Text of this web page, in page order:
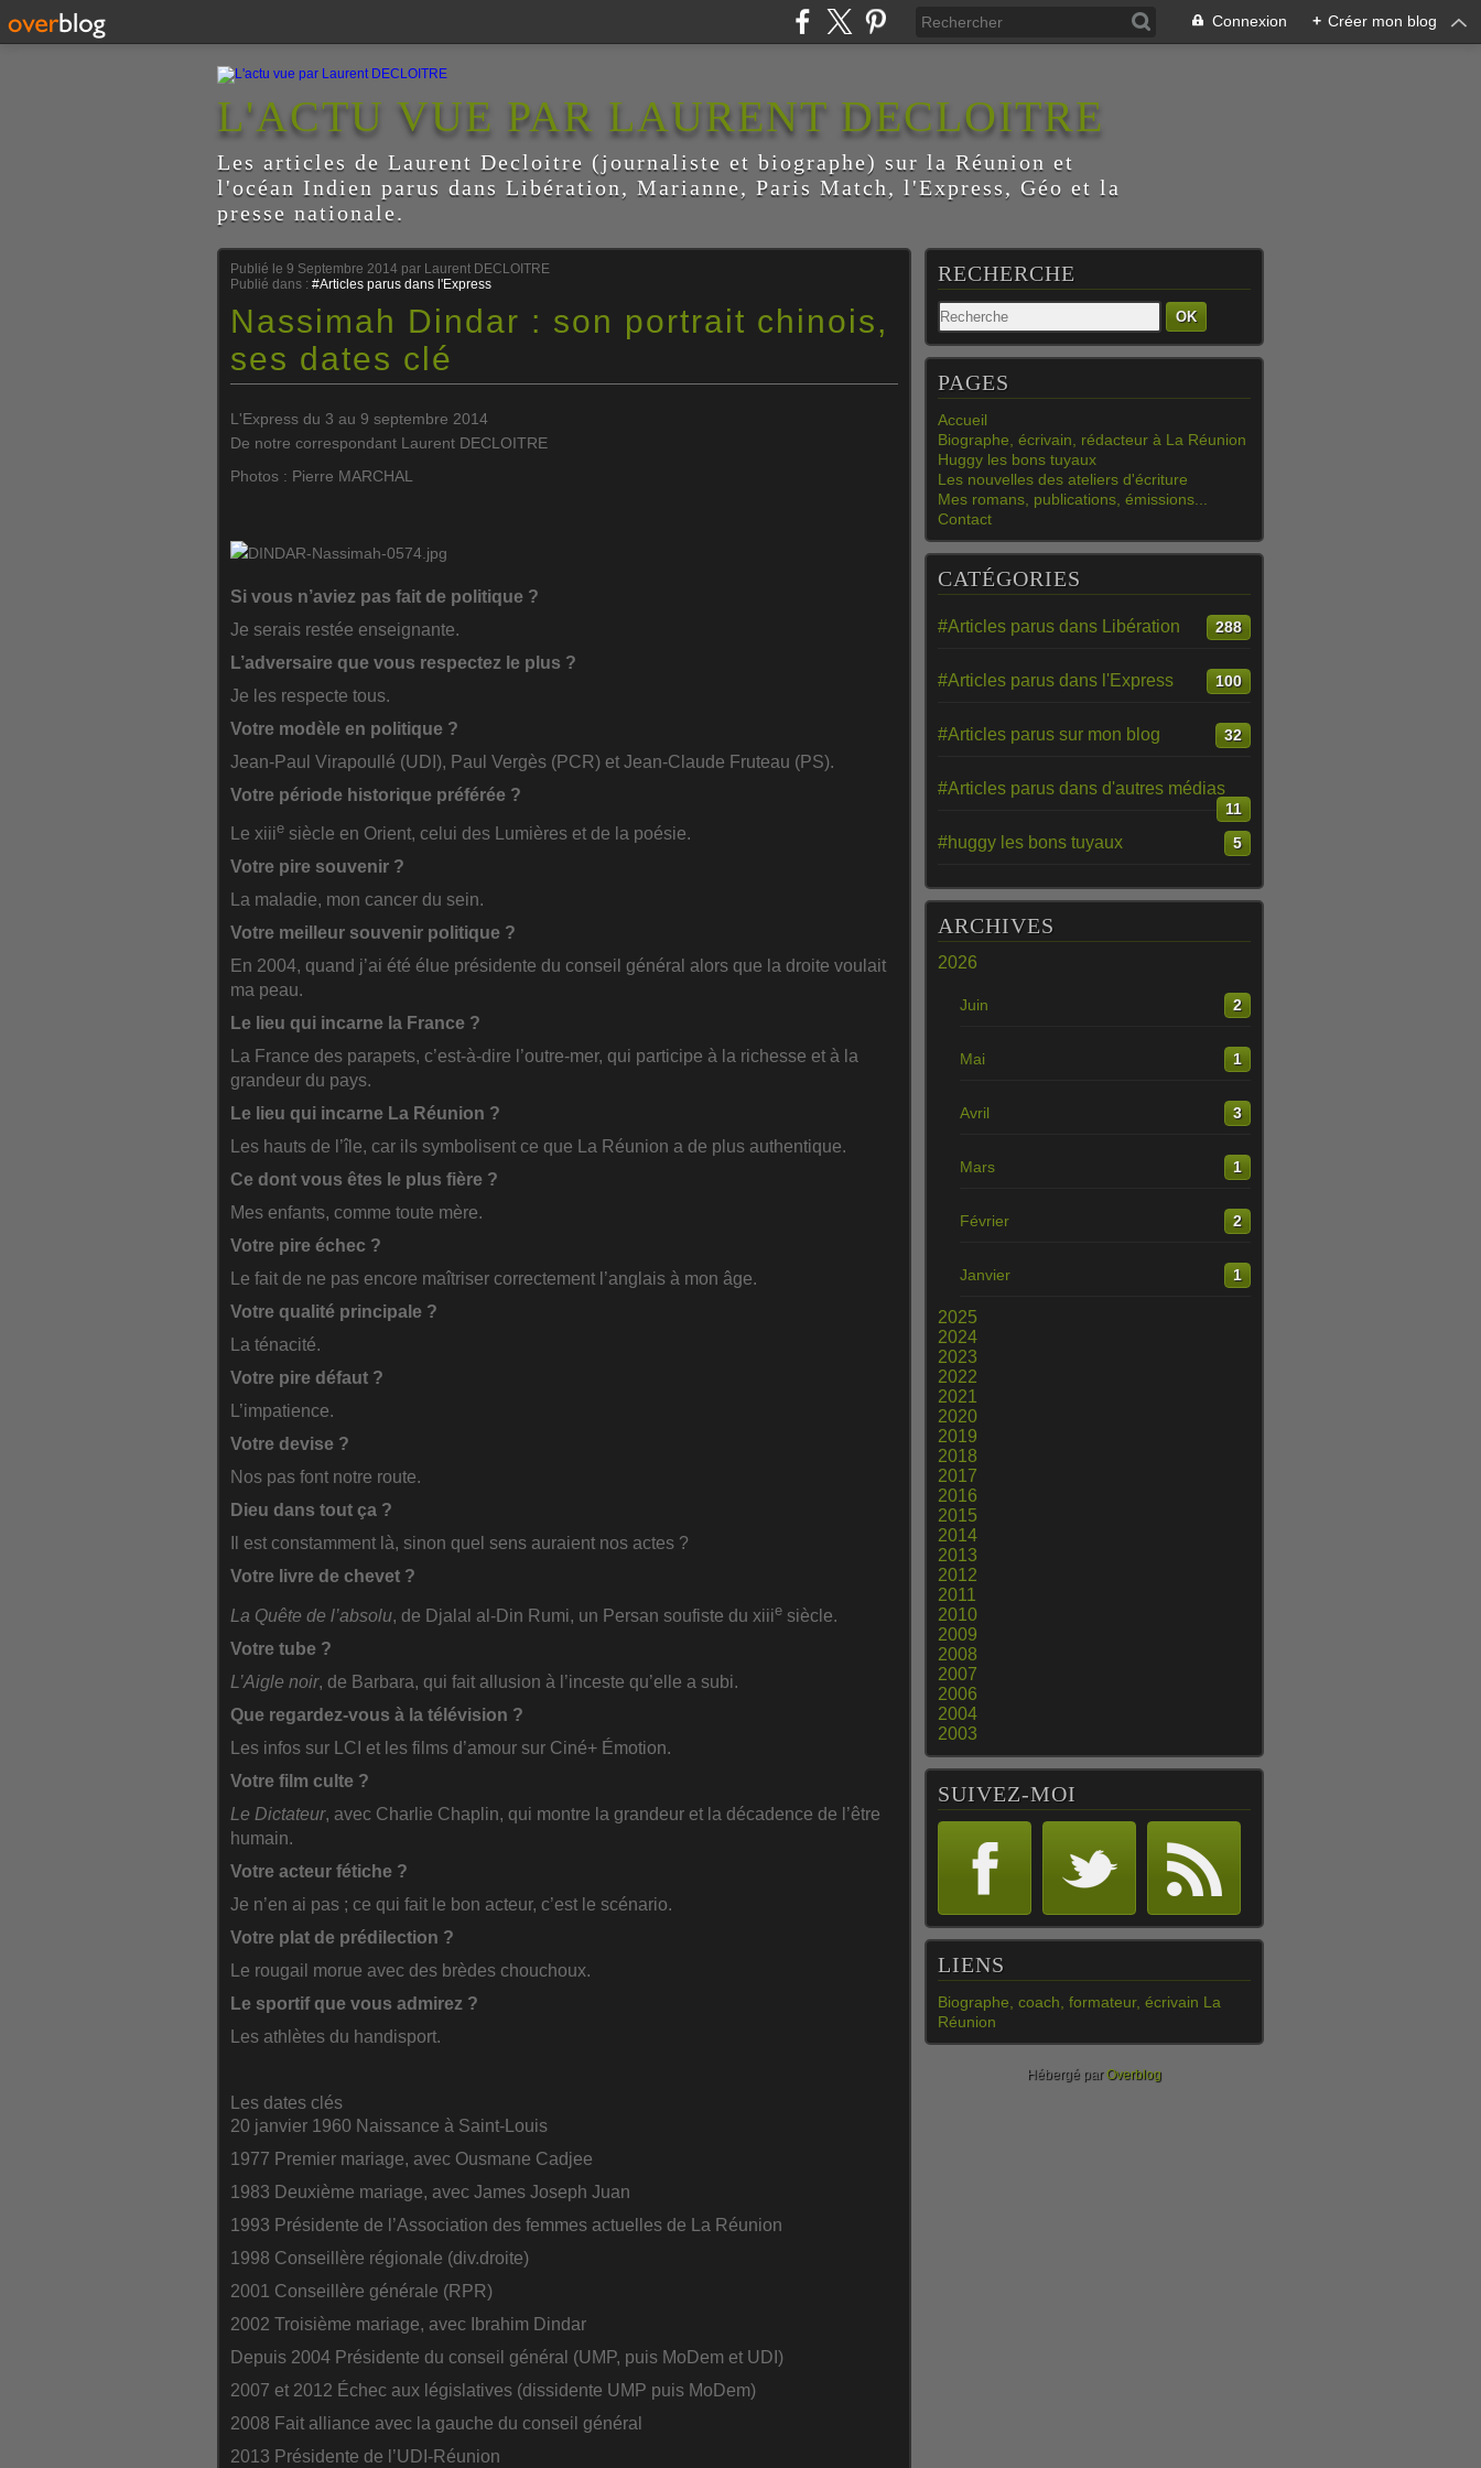
Connexion + Créer mon blog
L'ACTU VUE PAR LAURENT DECLOITRE
Les articles de Laurent Decloitre (journaliste et biographe) sur la Réunion et
l'océan Indien parus dans Libération, Marianne, Paris Match, l'Express, Géo et la
presse nationale.
Publié le 9 Septembre 2014 par Laurent DECLOITRE
Publié dans : #Articles parus dans l'Express
Nassimah Dindar : son portrait chinois,
ses dates clé
L'Express du 3 au 9 septembre 2014
De notre correspondant Laurent DECLOITRE
Photos : Pierre MARCHAL
Si vous n’aviez pas fait de politique ?
Je serais restée enseignante.
L’adversaire que vous respectez le plus ?
Je les respecte tous.
Votre modèle en politique ?
Jean-Paul Virapoullé (UDI), Paul Vergès (PCR) et Jean-Claude Fruteau (PS).
Votre période historique préférée ?
Le xiiie siècle en Orient, celui des Lumières et de la poésie.
Votre pire souvenir ?
La maladie, mon cancer du sein.
Votre meilleur souvenir politique ?
En 2004, quand j’ai été élue présidente du conseil général alors que la droite voulait
ma peau.
Le lieu qui incarne la France ?
La France des parapets, c’est-à-dire l’outre-mer, qui participe à la richesse et à la
grandeur du pays.
Le lieu qui incarne La Réunion ?
Les hauts de l’île, car ils symbolisent ce que La Réunion a de plus authentique.
Ce dont vous êtes le plus fière ?
Mes enfants, comme toute mère.
Votre pire échec ?
Le fait de ne pas encore maîtriser correctement l’anglais à mon âge.
Votre qualité principale ?
La ténacité.
Votre pire défaut ?
L’impatience.
Votre devise ?
Nos pas font notre route.
Dieu dans tout ça ?
Il est constamment là, sinon quel sens auraient nos actes ?
Votre livre de chevet ?
La Quête de l’absolu, de Djalal al-Din Rumi, un Persan soufiste du xiiie siècle.
Votre tube ?
L’Aigle noir, de Barbara, qui fait allusion à l’inceste qu’elle a subi.
Que regardez-vous à la télévision ?
Les infos sur LCI et les films d’amour sur Ciné+ Émotion.
Votre film culte ?
Le Dictateur, avec Charlie Chaplin, qui montre la grandeur et la décadence de l’être
humain.
Votre acteur fétiche ?
Je n’en ai pas ; ce qui fait le bon acteur, c’est le scénario.
Votre plat de prédilection ?
Le rougail morue avec des brèdes chouchoux.
Le sportif que vous admirez ?
Les athlètes du handisport.
Les dates clés
20 janvier 1960 Naissance à Saint-Louis
1977 Premier mariage, avec Ousmane Cadjee
1983 Deuxième mariage, avec James Joseph Juan
1993 Présidente de l’Association des femmes actuelles de La Réunion
1998 Conseillère régionale (div.droite)
2001 Conseillère générale (RPR)
2002 Troisième mariage, avec Ibrahim Dindar
Depuis 2004 Présidente du conseil général (UMP, puis MoDem et UDI)
2007 et 2012 Échec aux législatives (dissidente UMP puis MoDem)
2008 Fait alliance avec la gauche du conseil général
2013 Présidente de l’UDI-Réunion
RECHERCHE
OK
PAGES
Accueil
Biographe, écrivain, rédacteur à La Réunion
Huggy les bons tuyaux
Les nouvelles des ateliers d'écriture
Mes romans, publications, émissions...
Contact
CATÉGORIES
#Articles parus dans Libération 288
#Articles parus dans l'Express 100
#Articles parus sur mon blog 32
#Articles parus dans d'autres médias
11
#huggy les bons tuyaux 5
ARCHIVES
2026
Juin 2
Mai 1
Avril 3
Mars 1
Février 2
Janvier 1
2025
2024
2023
2022
2021
2020
2019
2018
2017
2016
2015
2014
2013
2012
2011
2010
2009
2008
2007
2006
2004
2003
SUIVEZ-MOI
LIENS
Biographe, coach, formateur, écrivain La
Réunion
Hébergé parOverblog